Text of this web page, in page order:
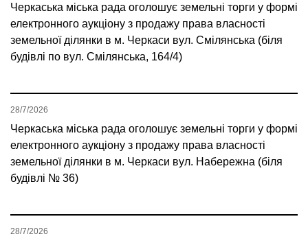
Черкаська міська рада оголошує земельні торги у формі
електронного аукціону з продажу права власності
земельної ділянки в м. Черкаси вул. Смілянська (біля
будівлі по вул. Смілянська, 164/4)
Черкаська міська рада оголошує земельні торги у формі
електронного аукціону з продажу права власності
земельної ділянки в м. Черкаси вул. Набережна (біля
будівлі № 36)
28/7/2026
28/7/2026